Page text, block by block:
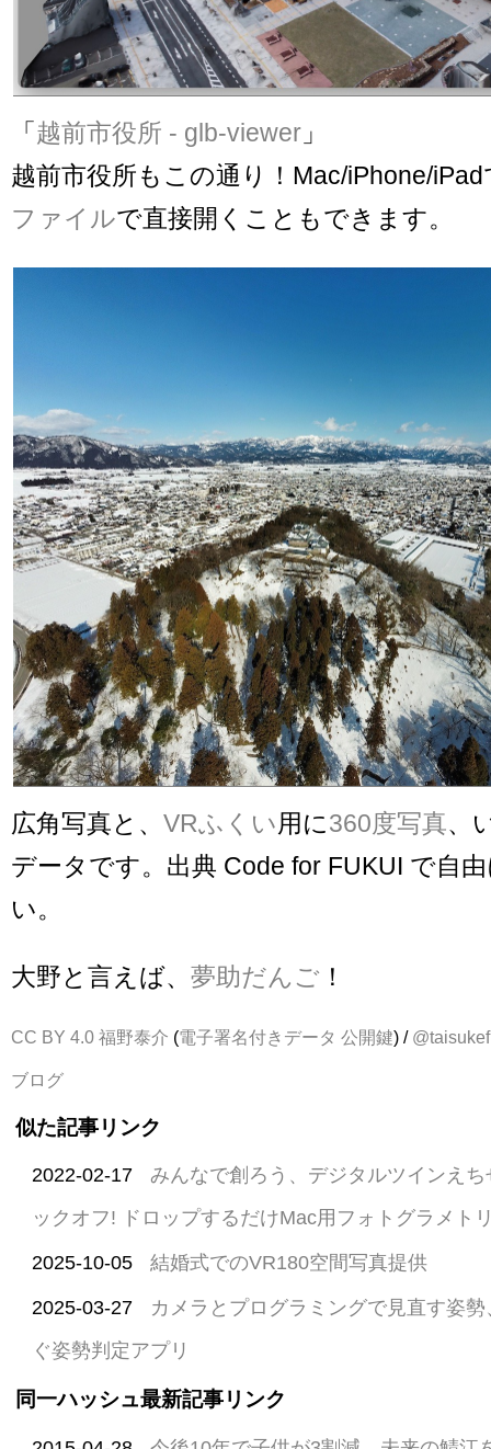
「越前市役所 - glb-viewer 」
越前市役所もこの通り！Mac/iPhone/
ファイルで直接開くこともできます。
広角写真と、 VRふくい用に360度写真、
データです。出典 Code for FUKUI で自
い。
大野と言えば、 夢助だんご ！
CC BY 4.0 福野泰介 (電子署名付きデータ 公開鍵) / @taisukef
ブログ
似た記事リンク
2022-02-17
みんなで創ろう、デジタルツインえ
ックオフ! ドロップするだけMac用フォトグラメト
2025-10-05 結婚式でのVR180空間写真提供
2025-03-27
カメラとプログラミングで見直す姿
ぐ姿勢判定アプリ
同一ハッシュ最新記事リンク